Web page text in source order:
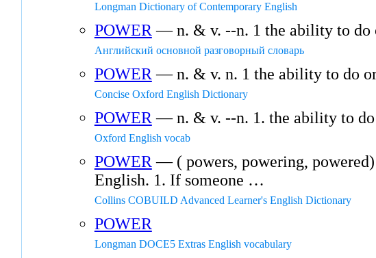
Longman Dictionary of Contemporary English
POWER — n. & v. --n. 1 the ability to do
Английский основной разговорный словарь
POWER — n. & v. n. 1 the ability to do
Concise Oxford English Dictionary
POWER — n. & v. --n. 1. the ability to
Oxford English vocab
POWER — ( powers, powering,
English. 1. If someone …
Collins COBUILD Advanced Learner's English Dictionary
POWER
Longman DOCE5 Extras English vocabulary